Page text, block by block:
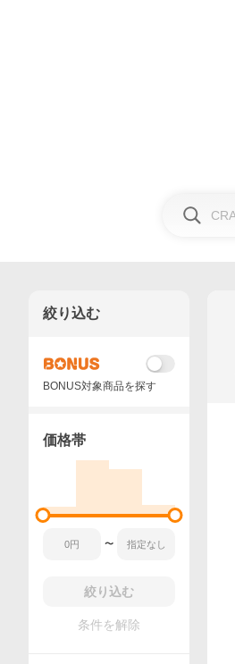
絞り込む
BONUS対象商品を探す
価格帯
〜
絞り込む
条件を解除